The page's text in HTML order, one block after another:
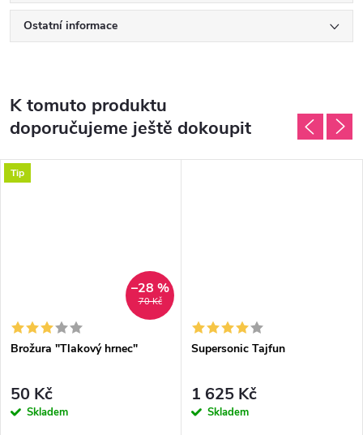
Ostatní informace
K tomuto produktu
doporučujeme ještě dokoupit
Tip
70 Kč
–28 %
Brožura "Tlakový hrnec"
50 Kč
Skladem
Supersonic Tajfun
1 625 Kč
Skladem